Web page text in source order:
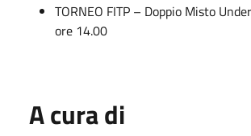
TORNEO FITP – Doppio Misto
ore 14.00
A cura di